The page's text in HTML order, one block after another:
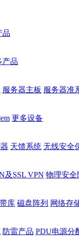
品
产品
服务器主板 服务器准
更多设备
天馈系统 无线安全
及SSL VPN 物理安全
库 磁盘阵列 网络存
防雷产品 PDU电源分